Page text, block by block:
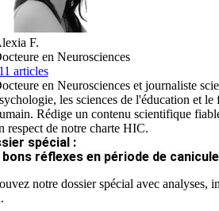
F.
en Neurosciences
articles
en Neurosciences et journaliste
les sciences de l'éducation et
Rédige un contenu scientifique
respect de notre charte HIC.
spécial :
bons réflexes en période de canicule
notre dossier spécial avec analyses,